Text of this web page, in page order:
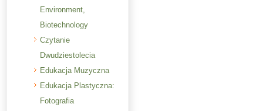
Environment,
Biotechnology
Czytanie
Dwudziestolecia
Edukacja Muzyczna
Edukacja Plastyczna:
Fotografia